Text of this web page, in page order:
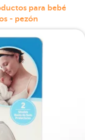
para bebé
- pezón